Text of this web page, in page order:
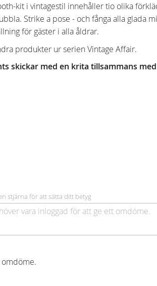
kit i vintagestil innehåller tio olika
Strike a pose - och fånga alla glada
för gäster i alla åldrar.
produkter ur serien Vintage Affair.
skickar med en krita tillsammans
stjärna för att sätta ditt betyg